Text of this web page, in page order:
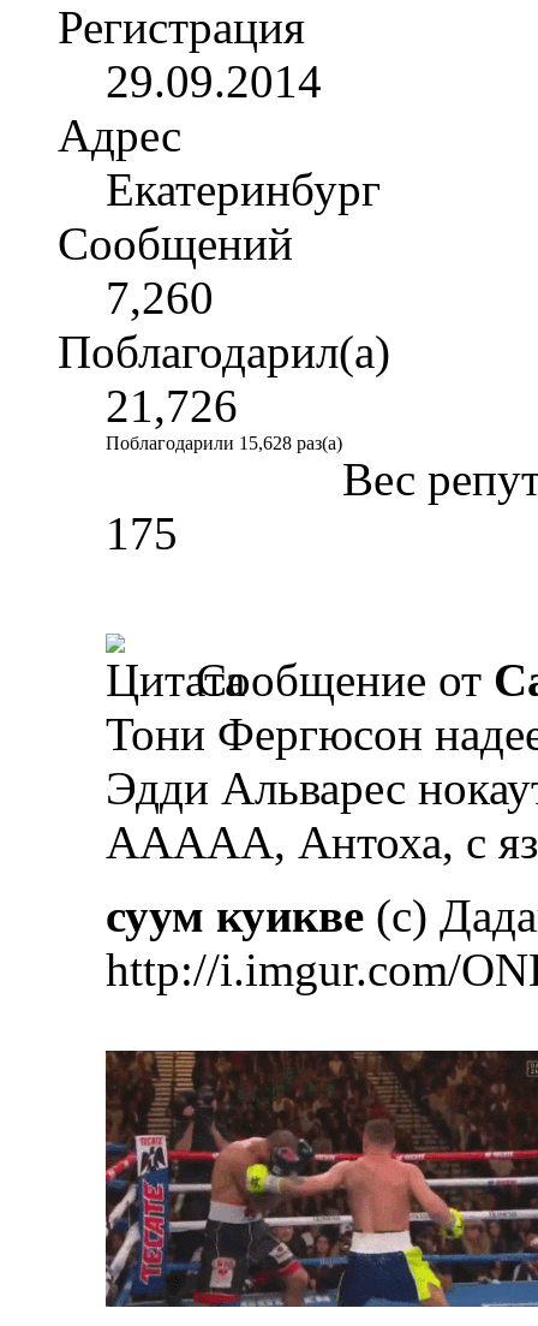
Регистрация
29.09.2014
Адрес
Екатеринбург
Сообщений
7,260
Поблагодарил(а)
21,726
Поблагодарили 15,628 раз(а)
Вес
175
Сообщение от
Тони Фергюсон
Эдди Альварес
ААААА, Антоха, с
суум куикве (с)
http://i.imgur.com/